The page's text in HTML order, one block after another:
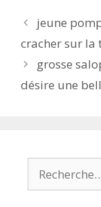
Navigation
des
jeune
cracher sur la
grosse
désire une